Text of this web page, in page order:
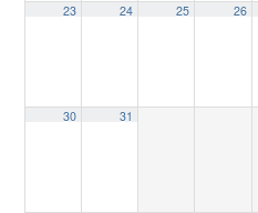
23 24 25 26
30 31